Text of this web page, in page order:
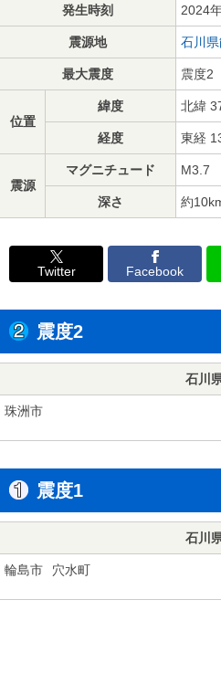
発生時刻 2024
震源地 石川
最大震度 震度2
位置
緯度 北緯
経度 東経
震源
マグニチュード M3.7
深さ 約
Twitter Facebook
震度2
石川
珠洲市
震度1
石川
輪島市 穴水町